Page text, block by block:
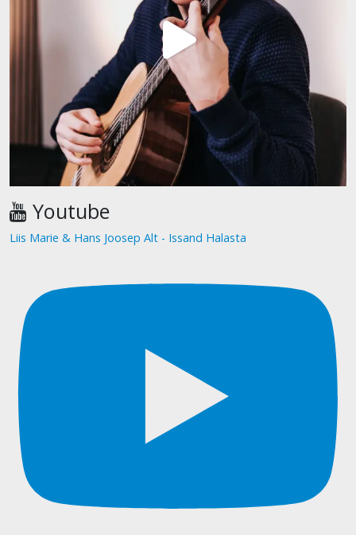
Youtube
Liis Marie & Hans Joosep Alt - Issand Halasta